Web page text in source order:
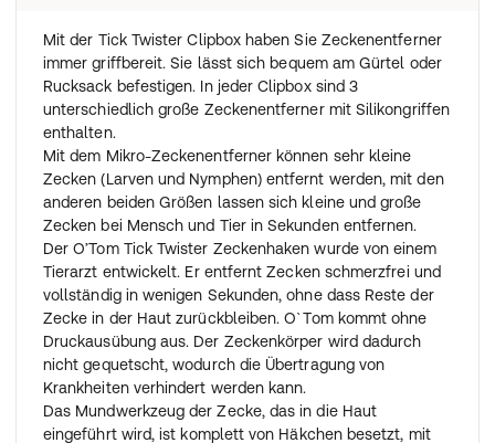
Mit der Tick Twister Clipbox haben Sie Zeckenentferner
immer griffbereit. Sie lässt sich bequem am Gürtel oder
Rucksack befestigen. In jeder Clipbox sind 3
unterschiedlich große Zeckenentferner mit Silikongriffen
enthalten.
Mit dem Mikro-Zeckenentferner können sehr kleine
Zecken (Larven und Nymphen) entfernt werden, mit den
anderen beiden Größen lassen sich kleine und große
Zecken bei Mensch und Tier in Sekunden entfernen.
Der O’Tom Tick Twister Zeckenhaken wurde von einem
Tierarzt entwickelt. Er entfernt Zecken schmerzfrei und
vollständig in wenigen Sekunden, ohne dass Reste der
Zecke in der Haut zurückbleiben. O`Tom kommt ohne
Druckausübung aus. Der Zeckenkörper wird dadurch
nicht gequetscht, wodurch die Übertragung von
Krankheiten verhindert werden kann.
Das Mundwerkzeug der Zecke, das in die Haut
eingeführt wird, ist komplett von Häkchen besetzt, mit